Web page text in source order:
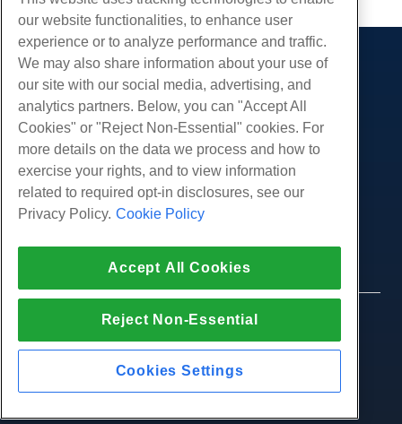
제품
웹 호스팅
비즈니스 호스팅
리셀러 호스팅
화이트 라벨 리셀러
관리되는 리눅스 VPS
관리되지 않는 리눅스 VPS
관리 창 VPS
관리되지 않는 Windows VPS
클라우드 서버
블록 스토리지
서비스
웹 사이트 마이그레이션
커뮤니티
제품 문서
튜토리얼
회사
회사 소개
프레스
우리와 함께 라이브 채팅
지원권을 엽니 다
우리에게 이메일 보내기
우리에게 전화하십시오 (888) 404-1279
© 2010-2026 Hostwinds, ㅏ HostPapa Inc. 회사.
판권 소유.
our website functionalities, to enhance user
experience or to analyze performance and traffic.
We may also share information about your use of
our site with our social media, advertising, and
analytics partners. Below, you can "Accept All
Cookies" or "Reject Non-Essential" cookies. For
more details on the data we process and how to
exercise your rights, and to view information
related to required opt-in disclosures, see our
Privacy Policy. Cookie Policy
Accept All Cookies
Reject Non-Essential
Cookies Settings